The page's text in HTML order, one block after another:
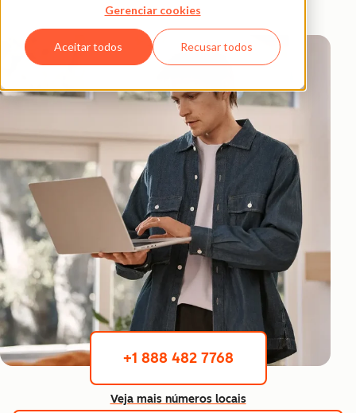
Gerenciar cookies
Aceitar todos Recusar todos
+1 888 482 7768
Veja mais números locais